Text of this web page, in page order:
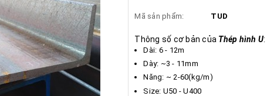
Mã sản phẩm: TUD
Thông số cơ bản của Thép hình U:
Dài: 6 - 12m
​​​​​Dày: ~3 - 11mm
Năng: ~ 2-60(kg/m)
Size: U50 - U400